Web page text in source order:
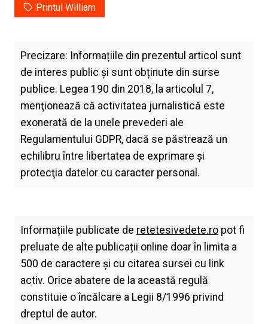
Printul William
Precizare: Informațiile din prezentul articol sunt
de interes public și sunt obținute din surse
publice. Legea 190 din 2018, la articolul 7,
menţionează că activitatea jurnalistică este
exonerată de la unele prevederi ale
Regulamentului GDPR, dacă se păstrează un
echilibru între libertatea de exprimare şi
protecţia datelor cu caracter personal.
Informațiile publicate de retetesivedete.ropot fi
preluate de alte publicații online doar în limita a
500 de caractere și cu citarea sursei cu link
activ. Orice abatere de la această regulă
constituie o încălcare a Legii 8/1996 privind
dreptul de autor.